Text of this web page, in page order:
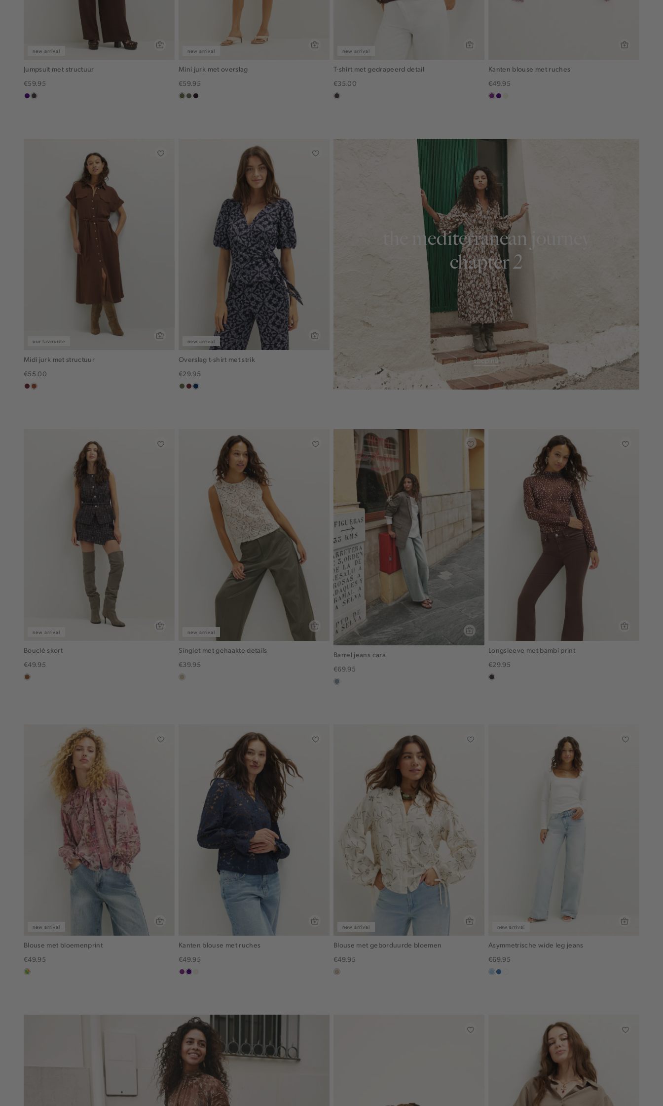
new arrival
Jumpsuit met structuur
€59.95
indigochoco
new arrival
Mini jurk met overslag
€59.95
groen,
middenbruin
bordeaux,
new arrival
T-shirt met gedrapeerd detail
€35.00
choco
Kanten blouse met ruches
€49.95
middenpaars
indigo
our favourite
Midi jurk met structuur
€55.00
bordeaux
bruin
new arrival
Overslag t-shirt met strik
€29.95
groen,
brique
donkerblauw
the mediterranean journey
chapter 2
shop nu
new arrival
Bouclé skort
€49.95
deepmocca
new arrival
Singlet met gehaakte details
€39.95
lichtzand
Barrel jeans cara
€69.95
dusty
Longsleeve met bambi print
€29.95
choco
new arrival
Blouse met bloemenprint
€49.95
meerkleurig
Kanten blouse met ruches
€49.95
middenpaars
indigo
new arrival
Blouse met geborduurde bloemen
€49.95
lichtzand
new arrival
Asymmetrische wide leg jeans
€69.95
blauw,blauw,